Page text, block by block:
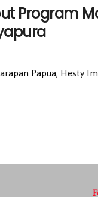
Program
Papua, Hesty